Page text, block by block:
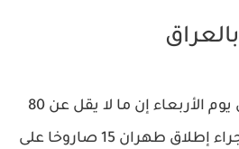
بالعراق
قال التلفزيون الإيراني يوم الأربعاء إن ما لا يقل عن 80
”إرهابيا أمريكيا“ قُتلوا جراء إطلاق طهران 15 صاروخا على